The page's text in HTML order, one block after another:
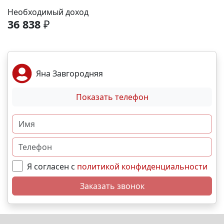
Море и пляж – 40 мин. 🏙️ Центр города – 20 мин. 🌁
Крымский мост – 2:30 мин. Выгодные условия
покупки: • Беспроцентная рассрочка от
Материнский капитал; • Дистанционная покупка. 📞
Свяжитесь с нами прямо сейчас и мы подберем
лучший вариант именно для Вас. N9635
Необходимый доход
36 838 ₽
Яна Завгородняя
Показать телефон
Я согласен с политикой конфиденциальности
Заказать звонок